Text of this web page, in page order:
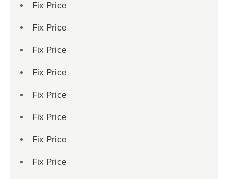
Fix Price
Fix Price
Fix Price
Fix Price
Fix Price
Fix Price
Fix Price
Fix Price